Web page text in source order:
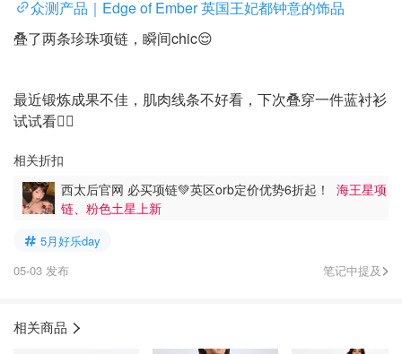
众测产品｜Edge of Ember 英国王妃都钟意的饰品
叠了两条珍珠项链，瞬间chic😌
最近锻炼成果不佳，肌肉线条不好看，下次叠穿一件蓝衬衫
试试看👌🏻
相关折扣
西太后官网 必买项链💚英区orb定价优势6折起！ 海王星项
链、粉色土星上新
5月好乐day
05-03 发布
笔记中提及
相关商品